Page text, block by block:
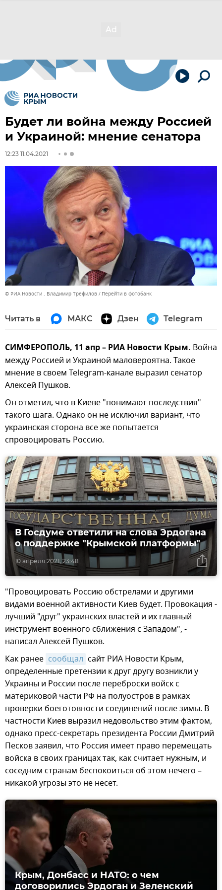
Будет ли война между Россией
и Украиной: мнение сенатора
12:23 11.04.2021
© РИА Новости . Владимир Трефилов Перейти в фотобанк
Читать в МАКС Дзен Telegram
СИМФЕРОПОЛЬ, 11 апр – РИА Новости Крым. Война
между Россией и Украиной маловероятна. Такое
мнение в своем Telegram-канале выразил сенатор
Алексей Пушков.
Он отметил, что в Киеве "понимают последствия"
такого шага. Однако он не исключил вариант, что
украинская сторона все же попытается
спровоцировать Россию.
10 апреля 2021, 23:48
В Госдуме ответили на слова Эрдогана
о поддержке "Крымской платформы"
"Провоцировать Россию обстрелами и другими
видами военной активности Киев будет. Провокация -
лучший "друг" украинских властей и их главный
инструмент военного сближения с Западом", -
написал Алексей Пушков.
Как ранее сообщал сайт РИА Новости Крым,
определенные претензии к друг другу возникли у
Украины и России после переброски войск с
материковой части РФ на полуостров в рамках
проверки боеготовности соединений после зимы. В
частности Киев выразил недовольство этим фактом,
однако пресс-секретарь президента России Дмитрий
Песков заявил, что Россия имеет право перемещать
войска в своих границах так, как считает нужным, и
соседним странам беспокоиться об этом нечего –
никакой угрозы это не несет.
Крым, Донбасс и НАТО: о чем
договорились Эрдоган и Зеленский